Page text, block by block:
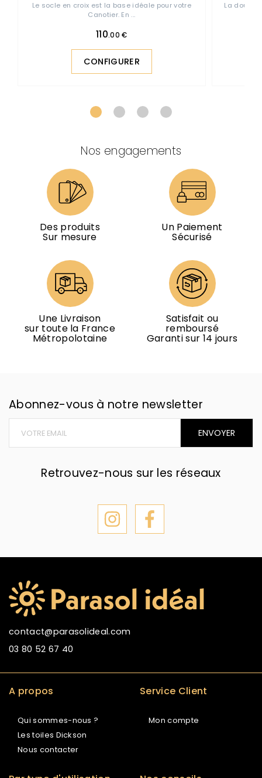
ACHETER
Le socle en croix est la base idéale pour votre
Canotier. En ...
110.00 €
CONFIGURER
La douille
Nos engagements
Des produits
Sur mesure
Un Paiement
Sécurisé
Une Livraison
sur toute la France
Métropolotaine
Satisfait ou
remboursé
Garanti sur 14 jours
Abonnez-vous à notre newsletter
ENVOYER
Retrouvez-nous sur les réseaux
contact@parasolideal.com
03 80 52 67 40
A propos
Qui sommes-nous ?
Les toiles Dickson
Nous contacter
Service Client
Mon compte